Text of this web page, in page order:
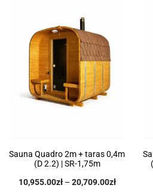
Sauna Quadro 2m + taras 0,4m
(D 2.2) | SR-1,75m
10,955.00zł – 20,709.00zł